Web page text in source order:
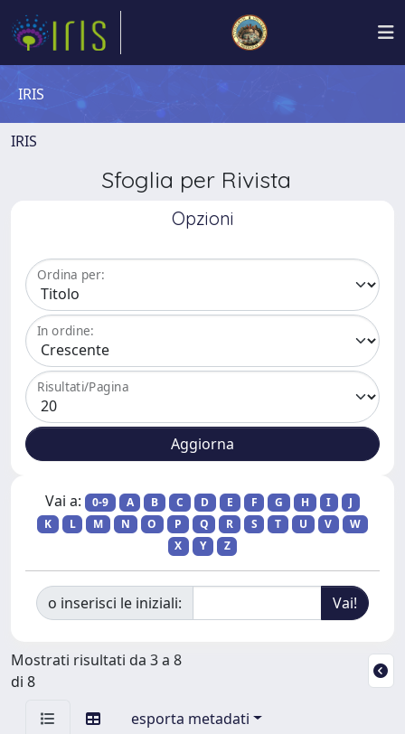
IRIS
IRIS
Sfoglia per Rivista
Opzioni
Ordina per:
In ordine:
Risultati/Pagina
Vai a: 0-9 A B C D E F G H I
J
K
L M N O P Q R S T U V
W
X
Y Z
o inserisci le iniziali:
Mostrati risultati da 3 a 8
di 8
esporta metadati